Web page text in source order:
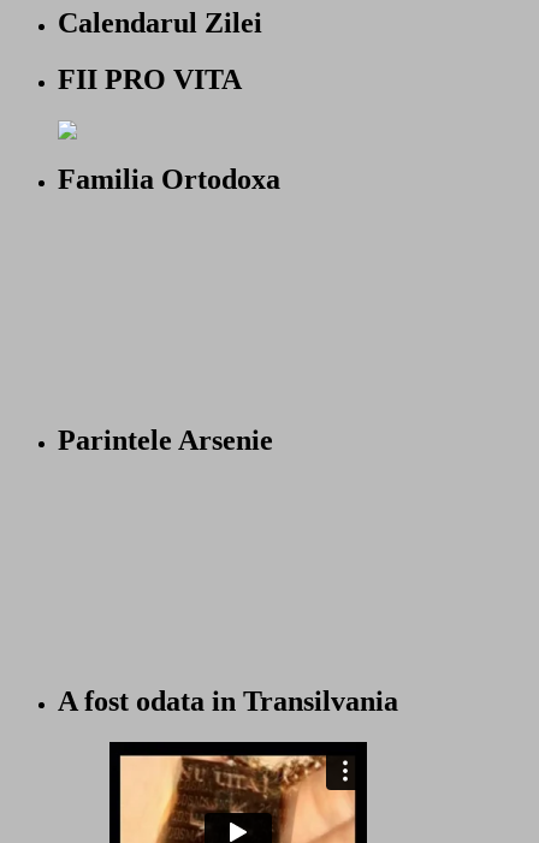
Calendarul Zilei
FII PRO VITA
Familia Ortodoxa
Parintele Arsenie
A fost odata in Transilvania